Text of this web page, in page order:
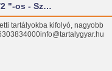
2 "-os - Sz…
tartályokba kifolyó, nagyobb